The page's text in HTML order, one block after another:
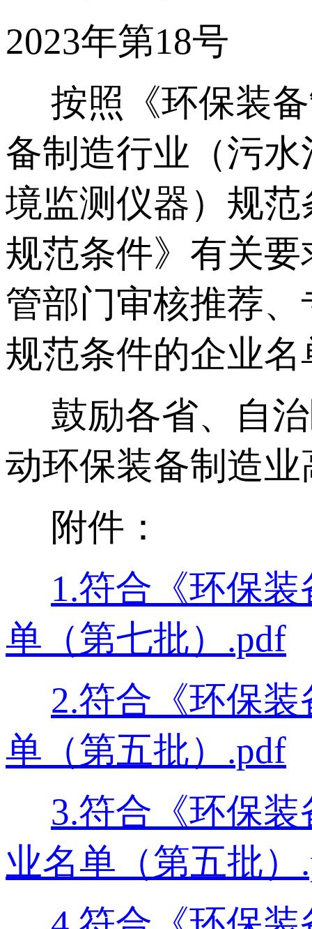
2023年第18号
按照《环保装备
备制造行业（污
境监测仪器）规
规范条件》有关
管部门审核推荐
规范条件的企业
鼓励各省、自治
动环保装备制造
附件：
1.符合《环保
单（第七批）.pdf
2.符合《环保
单（第五批）.pdf
3.符合《环保
业名单（第五批）